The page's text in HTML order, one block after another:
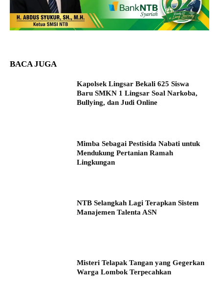
BACA JUGA
Kapolsek Lingsar Bekali 625 Siswa
Baru SMKN 1 Lingsar Soal Narkoba,
Bullying, dan Judi Online
Mimba Sebagai Pestisida Nabati untuk
Mendukung Pertanian Ramah
Lingkungan
NTB Selangkah Lagi Terapkan Sistem
Manajemen Talenta ASN
Misteri Telapak Tangan yang Gegerkan
Warga Lombok Terpecahkan